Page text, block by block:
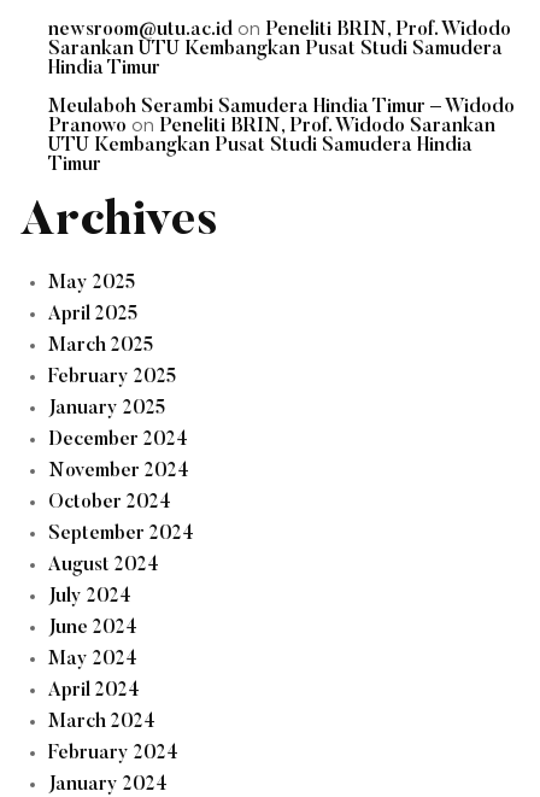
newsroom@utu.ac.id on Peneliti BRIN, Prof. Widodo
Sarankan UTU Kembangkan Pusat Studi Samudera
Hindia Timur
Meulaboh Serambi Samudera Hindia Timur – Widodo
Pranowo on Peneliti BRIN, Prof. Widodo Sarankan
UTU Kembangkan Pusat Studi Samudera Hindia
Timur
Archives
May 2025
April 2025
March 2025
February 2025
January 2025
December 2024
November 2024
October 2024
September 2024
August 2024
July 2024
June 2024
May 2024
April 2024
March 2024
February 2024
January 2024